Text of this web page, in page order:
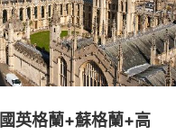
英格蘭+蘇格蘭+高